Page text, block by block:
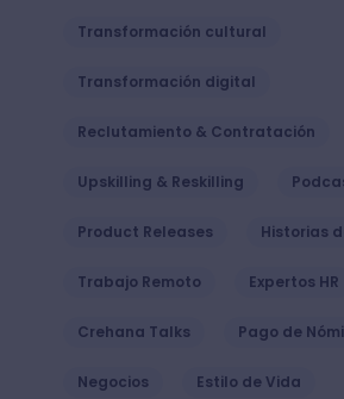
Transformación cultural
Transformación digital
Reclutamiento & Contratación
Upskilling & Reskilling
Product Releases Historias
Trabajo Remoto Expertos HR
Crehana Talks Pago de
Negocios Estilo de Vida